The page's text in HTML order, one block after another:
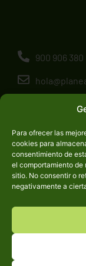
Para ofrecer las
cookies para
consentimiento de
el comportamiento
sitio. No consentir o
negativamente a
900 906 380
Plaza del
Madrid
Nuñez de
Avenida